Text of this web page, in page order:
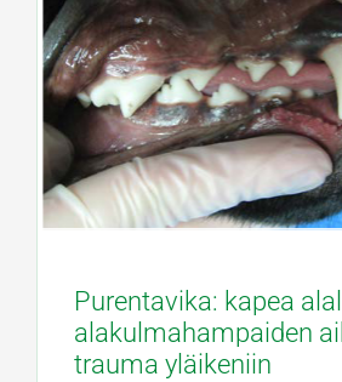
Purentavika: kapea
alakulmahampaiden
trauma yläikeniin